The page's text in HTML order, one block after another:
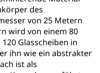
des
von 25 Metern
wird von einem 80
Glasscheiben in
ihn wie ein abstrakter
ist als